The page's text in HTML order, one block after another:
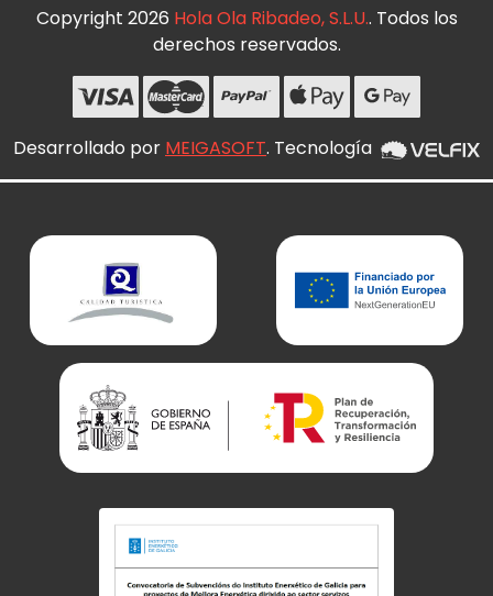
Copyright 2026 Hola Ola Ribadeo, S.L.U.. Todos los
derechos reservados.
Desarrollado por MEIGASOFT. Tecnología